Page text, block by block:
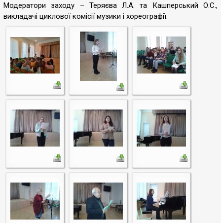
Модератори заходу – Теряєва Л.А. та Кашперський О.С.,
викладачі циклової комісії музики і хореографії.